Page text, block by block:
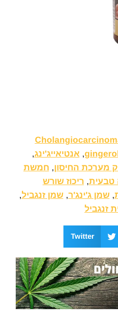
, אנטיאייג'ינג,
מערכת החיסון, חמשת
טבעית, ריכוז שורש
,שמן ג'ינג'ר,שמן זנגביל,
זנגביל
Twitter